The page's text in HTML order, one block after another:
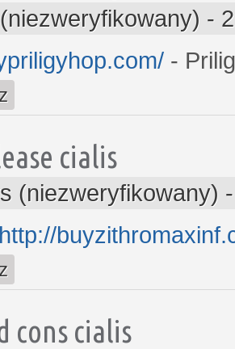
-
-
cialis
(niezweryfikowany)
http://
cons cialis